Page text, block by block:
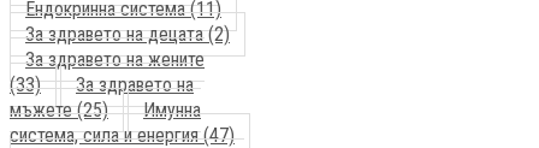
Ендокринна система (11)
За здравето на децата (2)
За здравето на жените
(33)
За здравето на
мъжете (25)
Имунна
система, сила и енергия (47)